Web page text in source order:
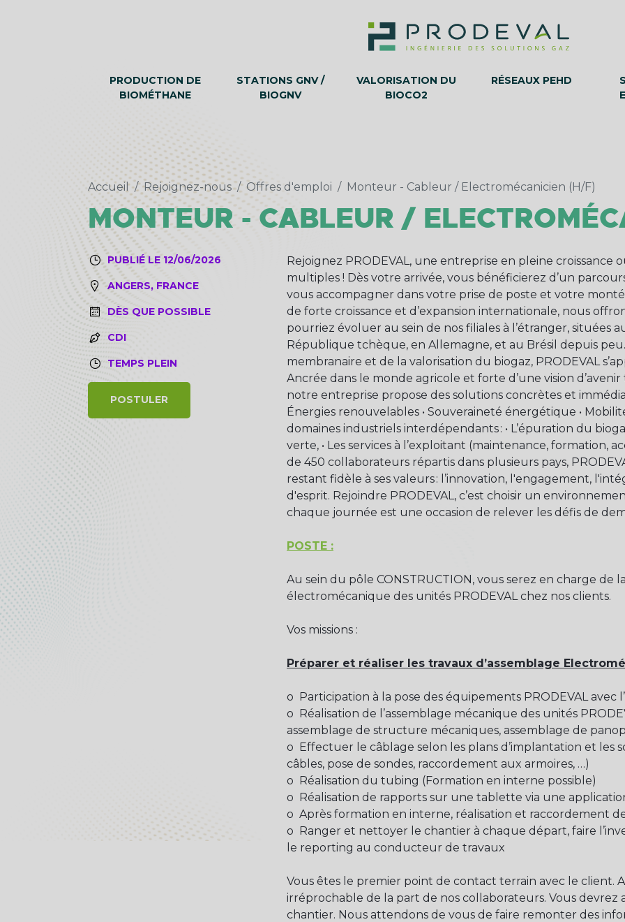
PRODUCTION DE
BIOMÉTHANE
STATIONS GNV /
BIOGNV
VALORISATION DU
BIOCO2
RÉSEAUX PEHD
Accueil Rejoignez-nous Offres d'emploi Monteur - Cableur / Electromécanicien (H/F)
MONTEUR - CABLEUR /
PUBLIÉ LE 12/06/2026
ANGERS, FRANCE
DÈS QUE POSSIBLE
CDI
TEMPS PLEIN
POSTULER
Rejoignez PRODEVAL, une entreprise en pleine croissance
multiples ! Dès votre arrivée, vous bénéficierez d’un
vous accompagner dans votre prise de poste et votre
de forte croissance et d’expansion internationale, nous
pourriez évoluer au sein de nos filiales à l’étranger, situées
République tchèque, en Allemagne, et au Brésil depuis
membranaire et de la valorisation du biogaz, PRODEVAL
Ancrée dans le monde agricole et forte d’une vision
notre entreprise propose des solutions concrètes et
Énergies renouvelables • Souveraineté énergétique •
domaines industriels interdépendants : • L’épuration du
verte, • Les services à l’exploitant (maintenance, formation,
de 450 collaborateurs répartis dans plusieurs pays,
restant fidèle à ses valeurs : l’innovation, l'engagement,
d'esprit. Rejoindre PRODEVAL, c’est choisir un
chaque journée est une occasion de relever les défis de
POSTE :
Au sein du pôle CONSTRUCTION, vous serez en charge de
électromécanique des unités PRODEVAL chez nos clients.
Vos missions :
Préparer et réaliser les travaux d’assemblage
o Participation à la pose des équipements PRODEVAL avec
o Réalisation de l’assemblage mécanique des unités
assemblage de structure mécaniques, assemblage de
o Effectuer le câblage selon les plans d’implantation et les
câbles, pose de sondes, raccordement aux armoires, …)
o Réalisation du tubing (Formation en interne possible)
o Réalisation de rapports sur une tablette via une
o Après formation en interne, réalisation et raccordement
o Ranger et nettoyer le chantier à chaque départ, faire
le reporting au conducteur de travaux
Vous êtes le premier point de contact terrain avec le client.
irréprochable de la part de nos collaborateurs. Vous
chantier. Nous attendons de vous de faire remonter des